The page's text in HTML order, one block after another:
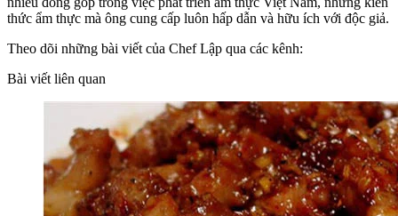
thức ẩm thực mà ông cung cấp luôn hấp dẫn và hữu ích với độc giả.
Theo dõi những bài viết của Chef Lập qua các kênh:
Bài viết liên quan